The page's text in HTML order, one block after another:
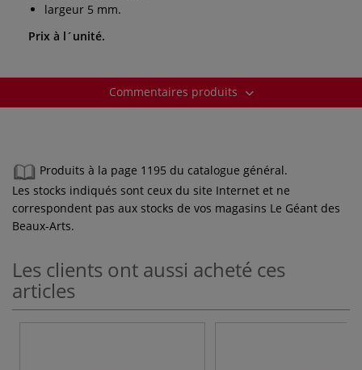
largeur 5 mm.
Prix à l´unité.
Commentaires produits
Produits à la page 1195 du catalogue général.
Les stocks indiqués sont ceux du site Internet et ne
correspondent pas aux stocks de vos magasins Le Géant des
Beaux-Arts.
Les clients ont aussi acheté ces
articles